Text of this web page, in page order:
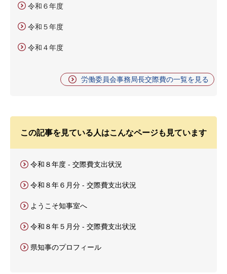
令和６年度
令和５年度
令和４年度
労働委員会事務局長交際費の一覧を見る
この記事を見ている人はこんなページも見ています
令和８年度 - 交際費支出状況
令和８年６月分 - 交際費支出状況
ようこそ知事室へ
令和８年５月分 - 交際費支出状況
県知事のプロフィール